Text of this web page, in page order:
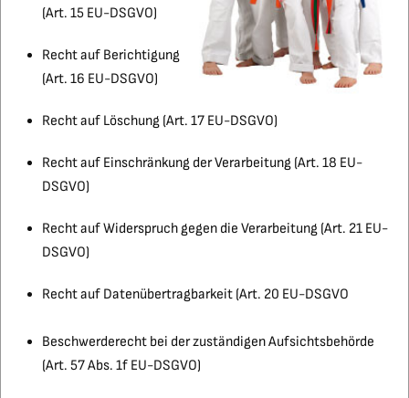
(Art. 15 EU-DSGVO)
Recht auf Berichtigung
(Art. 16 EU-DSGVO)
Recht auf Löschung (Art. 17 EU-DSGVO)
Recht auf Einschränkung der Verarbeitung (Art. 18 EU-
DSGVO)
Recht auf Widerspruch gegen die Verarbeitung (Art. 21 EU-
DSGVO)
Recht auf Datenübertragbarkeit (Art. 20 EU-DSGVO
Beschwerderecht bei der zuständigen Aufsichtsbehörde
(Art. 57 Abs. 1f EU-DSGVO)